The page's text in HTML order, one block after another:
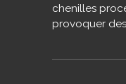
chenilles
provoquer